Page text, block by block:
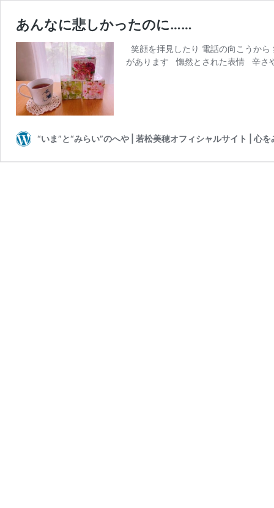
あんなに悲しかったのに……
笑顔を拝見したり 電話の向こうか
があります 憮然とされた表情 辛さ
“いま”と“みらい”のへや | 若松美穂オフィシャルサイト | 心